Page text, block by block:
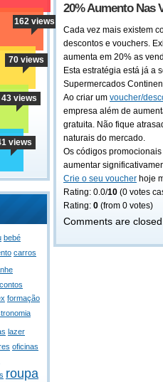
162 views
70 views
43 views
views
bebé
carros
formação
lazer
oficinas
roupa
20% Aumento Nas
Cada vez mais existem
descontos e vouchers.
aumenta em 20% as
Esta estratégia está já a
Supermercados
Ao criar um voucher/
empresa além de
gratuita. Não fique
naturais do mercado.
Os códigos
aumentar
Crie o seu voucher hoje
Rating: 0.0/10 (0 votes
Rating: 0 (from 0 votes)
Comments are closed.